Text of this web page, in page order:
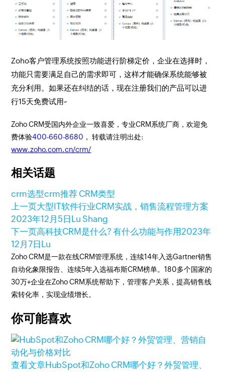
Zoho客户管理系统按照功能进行阶梯定价，企业在选择时，
功能只需要满足自己的需求即可，这样才能确保系统能够被
充分利用。如果还在纠结的话，现在注册我们的产品可以进
行15天免费试用~
Zoho CRM受国内外企业一致喜爱，专业CRM系统厂商，欢迎免
费体验400-660-8680 ， 转载请注明出处:
www.zoho.com.cn/crm/
相关话题
crm选型crm推荐 CRM类型
上一页大型IT软件行业CRM实战，销售流程管理方案
2023年12月5日 Lu Shang
下一页高科技CRM是什么? 有什么功能与作用2023年
12月7日 Lu
Zoho CRM是一款在线CRM管理系统，连续14年入选Gartner销售
自动化象限报告、连续5年入选福布斯CRM榜单。180多个国家的
30万+企业在Zoho CRM系统帮助下，管理客户关系，提高销售线
索转化率，实现业绩增长。
你可能喜欢
查看文章HubSpot和Zoho CRM哪个好？外贸管理、